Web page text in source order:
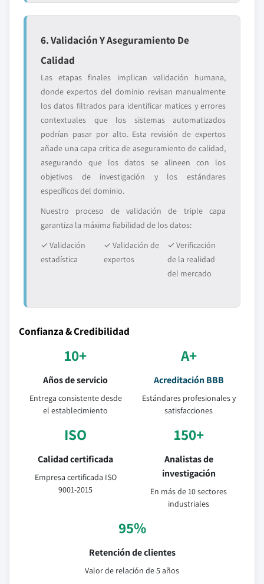
6. Validación Y Aseguramiento De
Calidad
Las etapas finales implican validación humana,
donde expertos del dominio revisan manualmente
los datos filtrados para identificar matices y errores
contextuales que los sistemas automatizados
podrían pasar por alto. Esta revisión de expertos
añade una capa crítica de aseguramiento de calidad,
asegurando que los datos se alineen con los
objetivos de investigación y los estándares
específicos del dominio.
Nuestro proceso de validación de triple capa
garantiza la máxima fiabilidad de los datos:
✓ Validación
estadística
✓ Validación de
expertos
✓ Verificación
de la realidad
del mercado
Confianza & Credibilidad
10+
Años de servicio
Entrega consistente desde
el establecimiento
A+
Acreditación BBB
Estándares profesionales y
satisfacciones
ISO
Calidad certificada
Empresa certificada ISO
9001-2015
150+
Analistas de
investigación
En más de 10 sectores
industriales
95%
Retención de clientes
Valor de relación de 5 años